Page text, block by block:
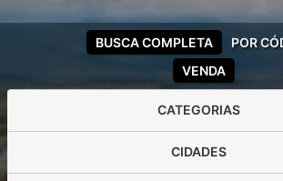
VENDA
BUSCA COMPLETA POR
CATEGORIAS
CIDADES